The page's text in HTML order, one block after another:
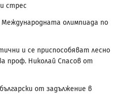
стрес
Международната олимпиада по
и се приспособяват лесно
проф. Николай Спасов от
от задължение в